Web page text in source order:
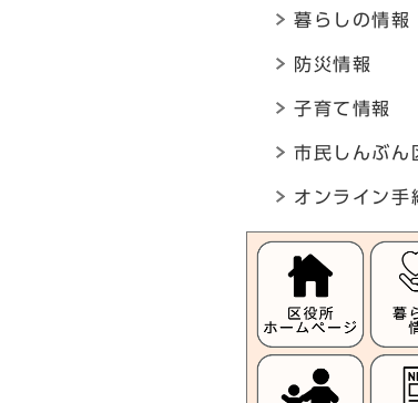
暮らしの情報
防災情報
子育て情報
市民しんぶん
オンライン手